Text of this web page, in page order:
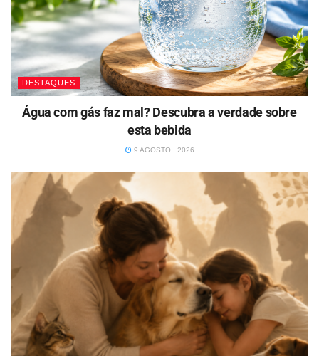
DESTAQUES
Água com gás faz mal? Descubra a verdade sobre
esta bebida
9 AGOSTO , 2026